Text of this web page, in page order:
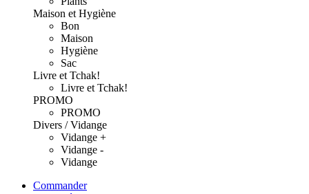
Maison et Hygiène
Bon
Maison
Hygiène
Sac
Livre et Tchak!
Livre et Tchak!
PROMO
PROMO
Divers / Vidange
Vidange +
Vidange -
Vidange
Commander